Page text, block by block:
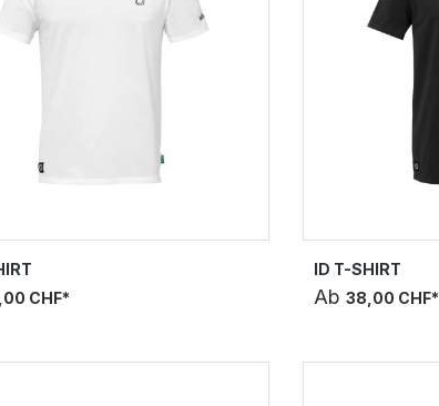
CHF*
ID T-SHIRT
Ab 38,00 CHF*